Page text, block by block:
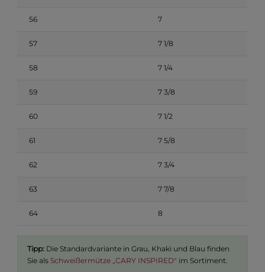
56 7
57 7 1/8
58 7 1/4
59 7 3/8
60 7 1/2
61 7 5/8
62 7 3/4
63 7 7/8
64 8
Tipp: Die Standardvariante in Grau, Khaki und Blau finden
Sie als Schweißermütze „CARY INSPIRED" im Sortiment.